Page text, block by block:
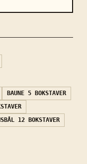
BAUNE 5 BOKSTAVER
12 BOKSTAVER